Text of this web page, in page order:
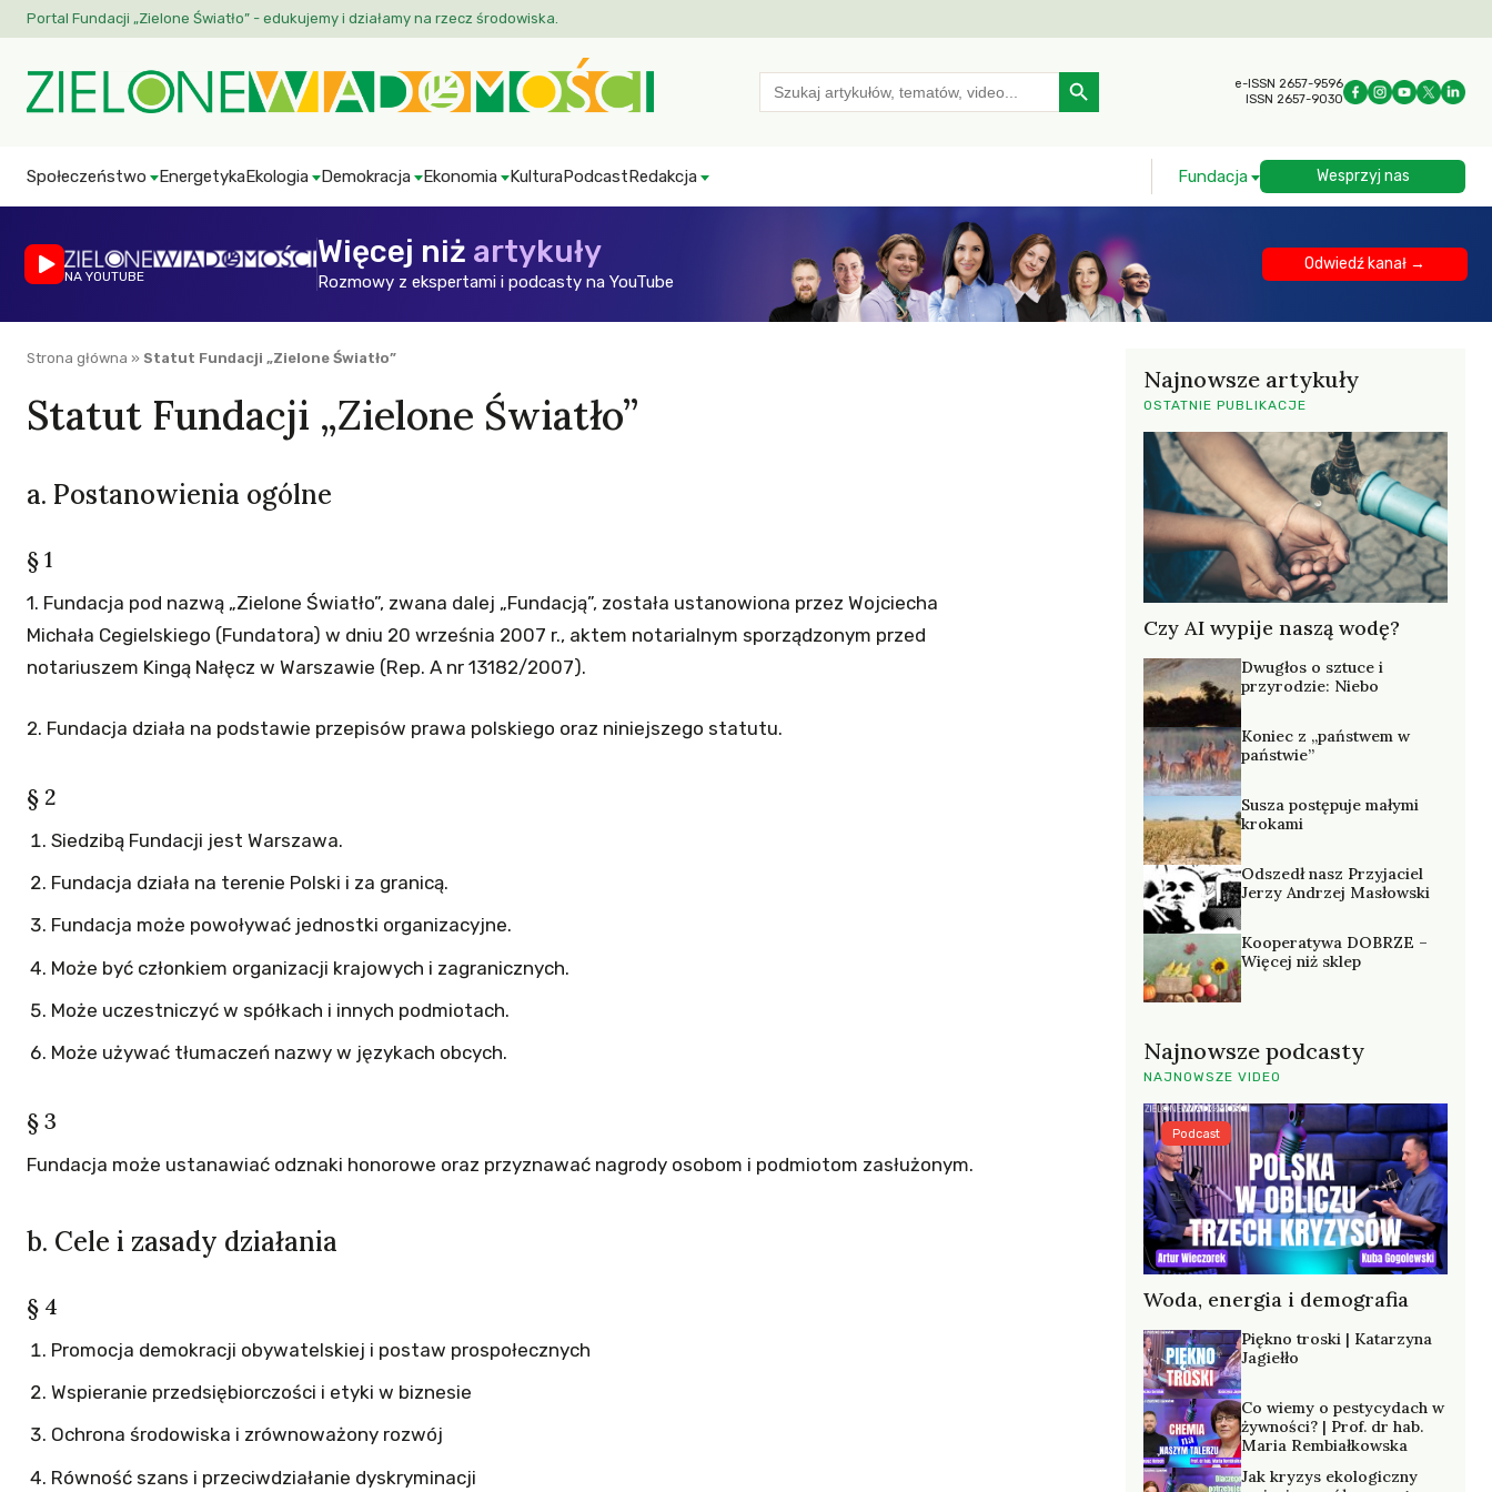
Portal Fundacji „Zielone Światło” - edukujemy i działamy na rzecz środowiska.
Search
for:
Search Button
e-ISSN 2657-9596
ISSN 2657-9030
Społeczeństwo EnergetykaEkologia Demokracja Ekonomia KulturaPodcastRedakcja Fundacja Wesprzyj nas
NA YOUTUBE
Więcej niż artykuły
Rozmowy z ekspertami i podcasty na YouTube
Odwiedź kanał →
Strona główna » Statut Fundacji „Zielone Światło”
Statut Fundacji „Zielone Światło”
a. Postanowienia ogólne
§ 1
1. Fundacja pod nazwą „Zielone Światło”, zwana dalej „Fundacją”, została ustanowiona przez Wojciecha
Michała Cegielskiego (Fundatora) w dniu 20 września 2007 r., aktem notarialnym sporządzonym przed
notariuszem Kingą Nałęcz w Warszawie (Rep. A nr 13182/2007).
2. Fundacja działa na podstawie przepisów prawa polskiego oraz niniejszego statutu.
§ 2
Siedzibą Fundacji jest Warszawa.
Fundacja działa na terenie Polski i za granicą.
Fundacja może powoływać jednostki organizacyjne.
Może być członkiem organizacji krajowych i zagranicznych.
Może uczestniczyć w spółkach i innych podmiotach.
Może używać tłumaczeń nazwy w językach obcych.
§ 3
Fundacja może ustanawiać odznaki honorowe oraz przyznawać nagrody osobom i podmiotom zasłużonym.
b. Cele i zasady działania
§ 4
Promocja demokracji obywatelskiej i postaw prospołecznych
Wspieranie przedsiębiorczości i etyki w biznesie
Ochrona środowiska i zrównoważony rozwój
Równość szans i przeciwdziałanie dyskryminacji
Najnowsze artykuły
OSTATNIE PUBLIKACJE
Czy AI wypije naszą wodę?
Dwugłos o sztuce i
przyrodzie: Niebo
Koniec z „państwem w
państwie”
Susza postępuje małymi
krokami
Odszedł nasz Przyjaciel
Jerzy Andrzej Masłowski
Kooperatywa DOBRZE –
Więcej niż sklep
Najnowsze podcasty
NAJNOWSZE VIDEO
Woda, energia i demografia
Podcast
Piękno troski | Katarzyna
Jagiełło
Co wiemy o pestycydach w
żywności? | Prof. dr hab.
Maria Rembiałkowska
Jak kryzys ekologiczny